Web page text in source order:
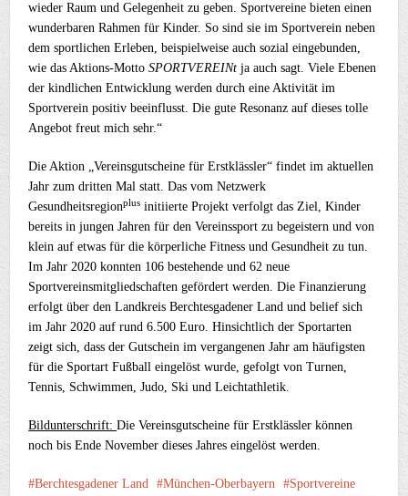
wieder Raum und Gelegenheit zu geben. Sportvereine bieten einen
wunderbaren Rahmen für Kinder. So sind sie im Sportverein neben
dem sportlichen Erleben, beispielweise auch sozial eingebunden,
wie das Aktions-MottoSPORTVEREINt ja auch sagt. Viele Ebenen
der kindlichen Entwicklung werden durch eine Aktivität im
Sportverein positiv beeinflusst. Die gute Resonanz auf dieses tolle
Angebot freut mich sehr.“
Die Aktion „Vereinsgutscheine für Erstklässler“ findet im aktuellen
Jahr zum dritten Mal statt. Das vom Netzwerk
Gesundheitsregionplus initiierte Projekt verfolgt das Ziel, Kinder
bereits in jungen Jahren für den Vereinssport zu begeistern und von
klein auf etwas für die körperliche Fitness und Gesundheit zu tun.
Im Jahr 2020 konnten 106 bestehende und 62 neue
Sportvereinsmitgliedschaften gefördert werden. Die Finanzierung
erfolgt über den Landkreis Berchtesgadener Land und belief sich
im Jahr 2020 auf rund 6.500 Euro. Hinsichtlich der Sportarten
zeigt sich, dass der Gutschein im vergangenen Jahr am häufigsten
für die Sportart Fußball eingelöst wurde, gefolgt von Turnen,
Tennis, Schwimmen, Judo, Ski und Leichtathletik.
Bildunterschrift:Die Vereinsgutscheine für Erstklässler können
noch bis Ende November dieses Jahres eingelöst werden.
Berchtesgadener Land München-Oberbayern Sportvereine